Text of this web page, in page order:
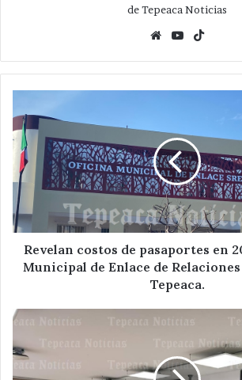
de Tepeaca Noticias
WebsiteYouTube
costos
de
pasaportes
en
2026
en
Oficina
Municipal
Enlace
Exteriores
Tepeaca.
Revelan costos de pasaportes en
Municipal de Enlace de
Tepeaca.
Se
Velázquez